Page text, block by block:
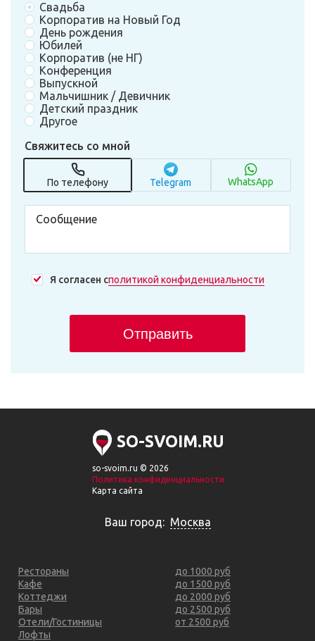
Свадьба
Корпоратив на Новый Год
День рождения
Юбилей
Корпоратив (не НГ)
Конференция
Выпускной
Мальчишник / Девичник
Детский праздник
Другое
Свяжитесь со мной
По телефону Telegram WhatsApp
Я согласен сполитикой конфиденциальности
Отправить
SO-SVOIM.RU
so-svoim.ru © 2026
Политика конфиденциальности
Карта сайта
Ваш город: Москва
Рестораны
Кафе
Коттеджи
Бары
Отели/Гостиницы
Лофты
до 1000 руб
до 1500 руб
до 2000 руб
до 2500 руб
от 2500 руб